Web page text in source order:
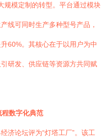
规模定制的转型。平台通过模块
线可同时生产多种型号产品，
60%。其核心在于以用户为中
研发、供应链等资源方共同赋
数字化典范
济论坛评为“灯塔工厂”。该工